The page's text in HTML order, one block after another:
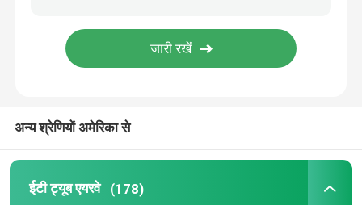
व्यक्तिगत सुरक्षा उपकरण पीपीई
एनेस्थेसिया डिस्पोजेबल
अन्य श्रेणियों अमेरिका से
ईटी ट्यूब एयरवे (178)